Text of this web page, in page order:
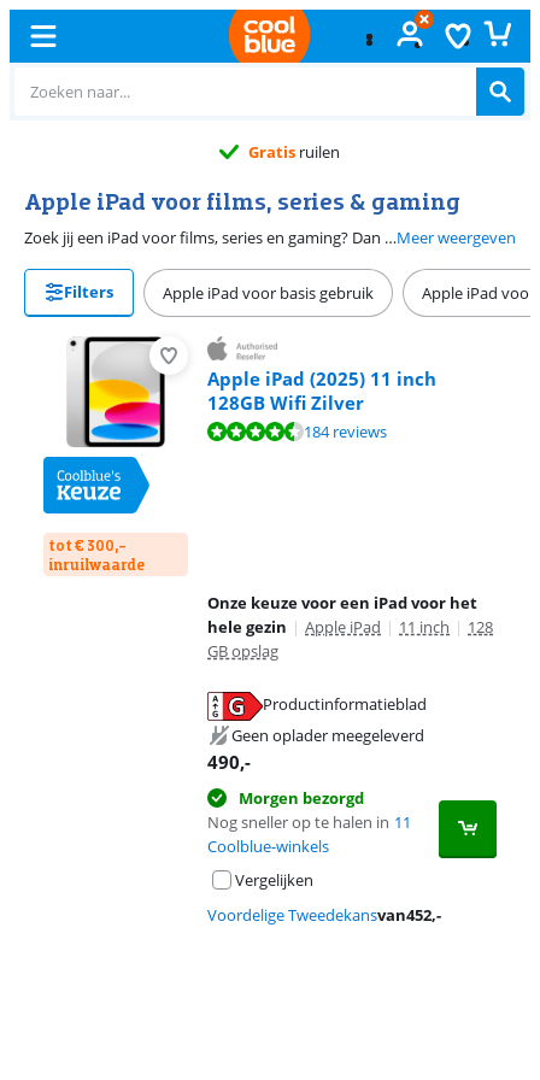
Gratis ruilen
Apple iPad voor films, series & gaming
Zoek jij een iPad voor films, series en gaming? Dan zijn deze iPad modellen geschikt voor jou. Ze hebben een groot beeldscherm dat jouw series, films en games in hoge kwaliteit toont. Bovendien is de processor krachtig genoeg voor zware grafische games. Je spelletjes haperen dus niet. Andere iPad modellen hebben deze eigenschappen niet en zijn er daarom niet geschikt voor. Koop een tablethoes bij je iPad en zet je iPad rechtop neer. Zo kijk jij je favoriete serie in een comfortabele houding.Meer weergeven
Filters Apple iPad voor basis gebruik Apple iPad
tot € 300,-
inruilwaarde
Apple iPad (2025) 11 inch
128GB Wifi Zilver
Beoordeling is 8,9 van de 10, gebaseerd op 184 reviews.
184 reviews
Onze keuze voor een iPad voor het
hele gezin | Apple iPad | 11 inch | 128
GB opslag
Productinformatieblad
Geen oplader meegeleverd
490,-
Morgen bezorgd
Nog sneller op te halen in 11
Coolblue-winkels
Vergelijken
Voordelige Tweedekansvan452,-